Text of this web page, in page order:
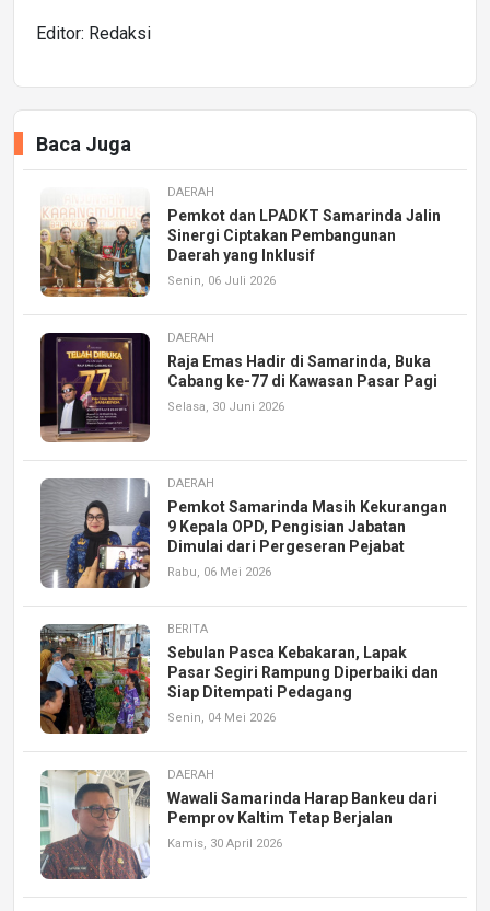
Editor: Redaksi
Baca Juga
DAERAH
Pemkot dan LPADKT Samarinda Jalin
Sinergi Ciptakan Pembangunan
Daerah yang Inklusif
Senin, 06 Juli 2026
DAERAH
Raja Emas Hadir di Samarinda, Buka
Cabang ke-77 di Kawasan Pasar Pagi
Selasa, 30 Juni 2026
DAERAH
Pemkot Samarinda Masih Kekurangan
9 Kepala OPD, Pengisian Jabatan
Dimulai dari Pergeseran Pejabat
Rabu, 06 Mei 2026
BERITA
Sebulan Pasca Kebakaran, Lapak
Pasar Segiri Rampung Diperbaiki dan
Siap Ditempati Pedagang
Senin, 04 Mei 2026
DAERAH
Wawali Samarinda Harap Bankeu dari
Pemprov Kaltim Tetap Berjalan
Kamis, 30 April 2026